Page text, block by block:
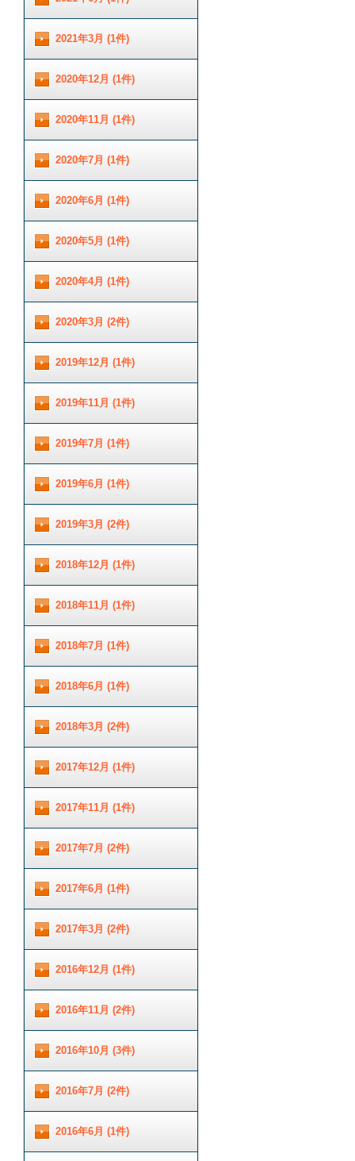
2021年3月 (1件)
2020年12月 (1件)
2020年11月 (1件)
2020年7月 (1件)
2020年6月 (1件)
2020年5月 (1件)
2020年4月 (1件)
2020年3月 (2件)
2019年12月 (1件)
2019年11月 (1件)
2019年7月 (1件)
2019年6月 (1件)
2019年3月 (2件)
2018年12月 (1件)
2018年11月 (1件)
2018年7月 (1件)
2018年6月 (1件)
2018年3月 (2件)
2017年12月 (1件)
2017年11月 (1件)
2017年7月 (2件)
2017年6月 (1件)
2017年3月 (2件)
2016年12月 (1件)
2016年11月 (2件)
2016年10月 (3件)
2016年7月 (2件)
2016年6月 (1件)